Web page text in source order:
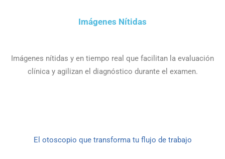
Imágenes Nítidas
Imágenes nítidas y en tiempo real que facilitan la evaluación
clínica y agilizan el diagnóstico durante el examen.
El otoscopio que transforma tu flujo de trabajo